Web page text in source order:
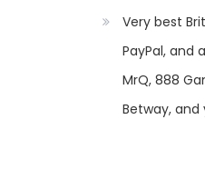
Very best
PayPal, and
MrQ, 888
Betway, and